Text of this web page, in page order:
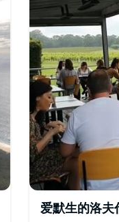
爱默生的洛夫